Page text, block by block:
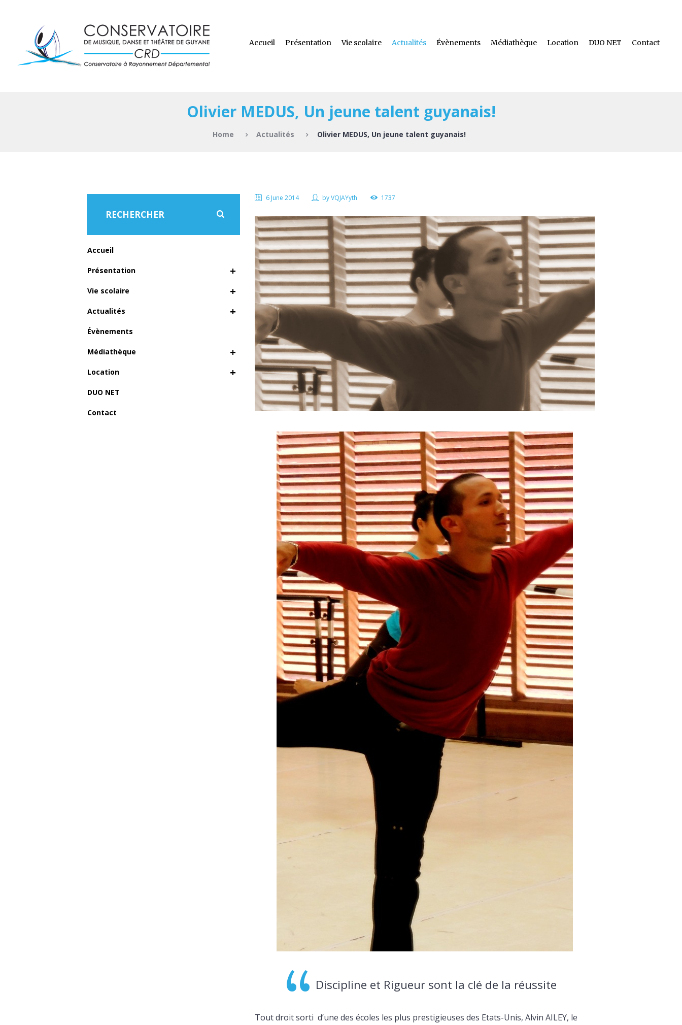
Accueil Présentation Vie scolaire Actualités Évènements Médiathèque Location DUO NET Contact
Olivier MEDUS, Un jeune talent guyanais!
Home Actualités Olivier MEDUS, Un jeune talent guyanais!
6 June 2014 byVQJAYyth 1737
Discipline et Rigueur sont la clé de la réussite
Tout droit sorti d’une des écoles les plus prestigieuses des Etats-Unis, Alvin AILEY, le
Accueil
+
Présentation
+
Vie scolaire
+
Actualités
Évènements
+
Médiathèque
+
Location
DUO NET
Contact